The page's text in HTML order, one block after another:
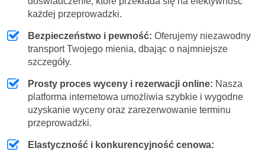
każdej przeprowadzki.
Bezpieczeństwo i pewność: Oferujemy niezawodny
transport Twojego mienia, dbając o najmniejsze
szczegóły.
Prosty proces wyceny i rezerwacji online: Nasza
platforma internetowa umożliwia szybkie i wygodne
uzyskanie wyceny oraz zarezerwowanie terminu
przeprowadzki.
Elastyczność i konkurencyjność cenowa: